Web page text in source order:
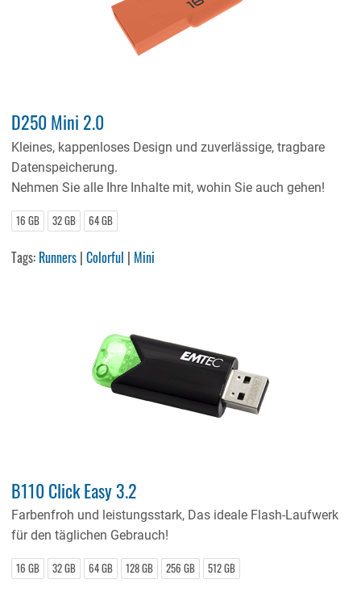
D250 Mini 2.0
Kleines, kappenloses Design und zuverlässige, tragbare
Datenspeicherung.
Nehmen Sie alle Ihre Inhalte mit, wohin Sie auch gehen!
16 GB 32 GB 64 GB
Tags: Runners |Colorful | Mini
B110 Click Easy 3.2
Farbenfroh und leistungsstark, Das ideale Flash-Laufwerk
für den täglichen Gebrauch!
16 GB 32 GB 64 GB 128 GB 256 GB 512 GB